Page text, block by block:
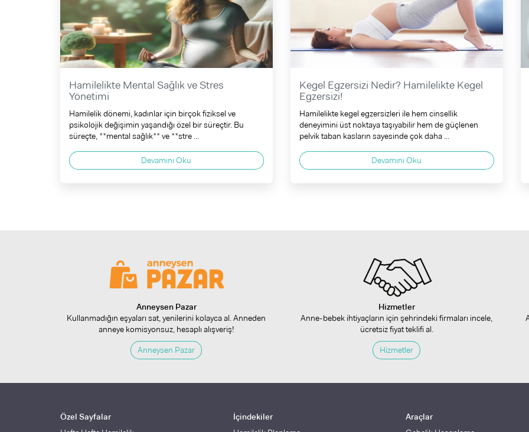
Hamilelikte Mental Sağlık ve Stres
Yönetimi
Hamilelik dönemi, kadınlar için birçok fiziksel ve
psikolojik değişimin yaşandığı özel bir süreçtir. Bu
süreçte, **mental sağlık** ve **stre ...
Devamını Oku
Kegel Egzersizi Nedir? Hamilelikte Kegel
Egzersizi!
Hamilelikte kegel egzersizleri ile hem cinsellik
deneyimini üst noktaya taşıyabilir hem de güçlenen
pelvik taban kasların sayesinde çok daha ...
Devamını Oku
Anneysen Pazar
Kullanmadığın eşyaları sat, yenilerini kolayca al. Anneden
anneye komisyonsuz, hesaplı alışveriş!
Anneysen Pazar
Hizmetler
Anne-bebek ihtiyaçların için şehrindeki firmaları incele,
ücretsiz fiyat teklifi al.
Hizmetler
Özel Sayfalar
İçindekiler
Araçlar